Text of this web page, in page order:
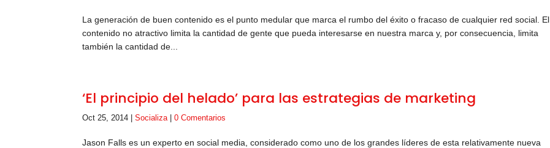
La generación de buen contenido es el punto medular que marca el rumbo del éxito o fracaso de cualquier red social. El
contenido no atractivo limita la cantidad de gente que pueda interesarse en nuestra marca y, por consecuencia, limita
también la cantidad de...
‘El principio del helado’ para las estrategias de marketing
Oct 25, 2014 |Socializa|0 Comentarios
Jason Falls es un experto en social media, considerado como uno de los grandes líderes de esta relativamente nueva